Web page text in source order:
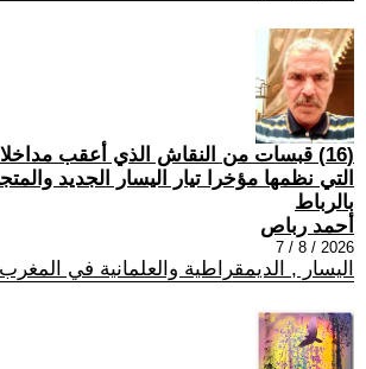
(16) قبسات من النقاش الذي أعقب
التي نظمها مؤخرا تيار اليسار الجديد
بالرباط
أحمد رباص
2026 / 8 / 7
اليسار , الديمقراطية والعلمانية في